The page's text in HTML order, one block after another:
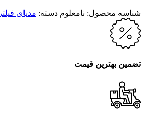
شناسه محصول: نامعلوم دسته: مدیای فیلتر
تضمین بهترین قیمت